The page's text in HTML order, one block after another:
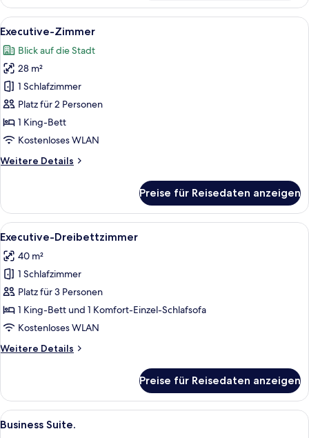
Twin
Alle
Fotos
für
Executive-
Zimmer
anzeigen
Ein modernes Hotelzimmer mit
12
Executive-Zimmer
Blick auf die Stadt
28 m²
1 Schlafzimmer
Platz für 2 Personen
1 King-Bett
Kostenloses WLAN
Weitere Details
Weitere
Zimmer
Preise für Reisedaten anzeigen
Alle
Fotos
für
Executive-
Dreibettzimmer
anzeigen
Hochwertige Bettwaren, Select-
7
Executive-Dreibettzimmer
40 m²
1 Schlafzimmer
Platz für 3 Personen
1 King-Bett und 1 Komfort-Einzel-Schlafsofa
Kostenloses WLAN
Weitere Details
Weitere
Dreibettzimmer
Preise für Reisedaten anzeigen
Alle
Fotos
Ein modernes Hotelzimmer mit Bett,
7
Business Suite.